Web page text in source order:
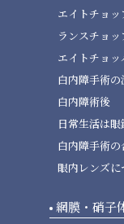
エイトチョッ
ランスチョッ
エイトチョ
白内障手術の
白内障術後
日常生活は
白内障手術
眼内レンズに
網膜・硝子